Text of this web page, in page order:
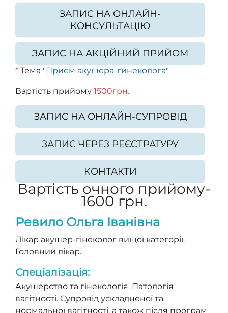
ЗАПИС НА ОНЛАЙН-
КОНСУЛЬТАЦІЮ
ЗАПИС НА АКЦІЙНИЙ ПРИЙОМ
* Тема "Прием акушера-гинеколога"
Вартість прийому 1500грн.
ЗАПИС НА ОНЛАЙН-СУПРОВІД
ЗАПИС ЧЕРЕЗ РЕЄСТРАТУРУ
КОНТАКТИ
Вартість очного прийому-
1600 грн.
Ревило Ольга Іванівна
Лікар акушер-гінеколог вищої категорії.
Головний лікар.
Спеціалізація:
Акушерство та гінекологія. Патологія
вагітності. Супровід ускладненої та
нормальної вагітності, а також після програм